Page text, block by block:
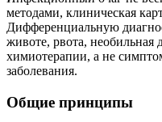
методами, клиническая
Дифференциальную
животе, рвота, необильная
химиотерапии, а не
заболевания.
Общие принципы